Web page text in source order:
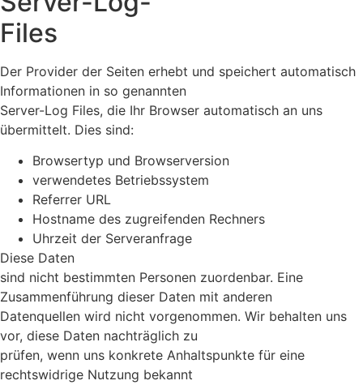
Files
Der Provider der Seiten erhebt und speichert automatisch
Informationen in so genannten
Server-Log Files, die Ihr Browser automatisch an uns
übermittelt. Dies sind:
Browsertyp und Browserversion
verwendetes Betriebssystem
Referrer URL
Hostname des zugreifenden Rechners
Uhrzeit der Serveranfrage
Diese Daten
sind nicht bestimmten Personen zuordenbar. Eine
Zusammenführung dieser Daten mit anderen
Datenquellen wird nicht vorgenommen. Wir behalten uns
vor, diese Daten nachträglich zu
prüfen, wenn uns konkrete Anhaltspunkte für eine
rechtswidrige Nutzung bekannt